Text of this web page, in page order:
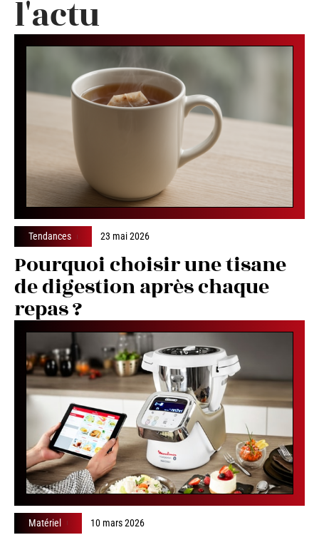
l'actu
Tendances 23 mai 2026
Pourquoi choisir une tisane
de digestion après chaque
repas ?
Matériel 10 mars 2026